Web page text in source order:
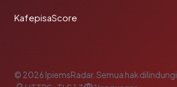
KafepisaScore
© 2026 IpiemsRadar. Semua hak dilindungi.